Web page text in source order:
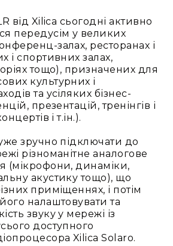
Накамерні
Для
мобільних
пристроїв
Всі
мікрофони
Мікрофонне
підсилення
Аксесуари
та
комплектуючі
Навушники
Універсальні
Для
аудіофілів
Для
від Xilica сьогодні активно
передусім у великих
залах, ресторанах і
і спортивних залах,
тощо), призначених для
культурних і
та усіляких бізнес-
презентацій, тренінгів і
і т.ін.).
зручно підключати до
різноманітне аналогове
(мікрофони, динаміки,
акустику тощо), що
приміщеннях, і потім
налаштовувати та
звуку у мережі із
доступного
Xilica Solaro.